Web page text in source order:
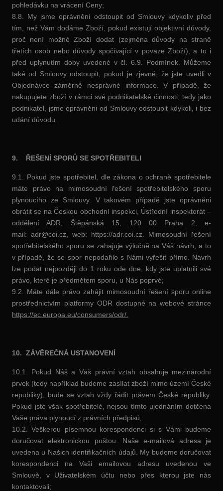
pohledávku na vrácení Ceny;
8.8. My jsme oprávněni odstoupit od Smlouvy kdykoliv před
tím, než Vám dodáme Zboží, pokud existují objektivní důvody,
proč není možné Zboží dodat (zejména důvody na straně
třetích osob nebo důvody spočívající v povaze Zboží), a to i
před uplynutím doby uvedené v čl. 6.9. Podmínek. Můžeme
také od Smlouvy odstoupit, pokud je zjevné, že jste uvedli v
Objednávce záměrně nesprávné informace. V případě, že
nakupujete zboží v rámci své podnikatelské činnosti, tedy jako
podnikatel, jsme oprávněni od Smlouvy odstoupit kdykoli, i bez
udání důvodu.
9. ŘEŠENÍ SPORŮ SE SPOTŘEBITELI
9.1. Pokud jste spotřebitel, dle zákona o ochraně spotřebitele
máte právo na mimosoudní řešení spotřebitelského sporu
plynoucího ze Smlouvy. V takovém případě jste oprávněni
obrátit se na Českou obchodní inspekci, Ústřední inspektorát –
oddělení ADR, Štěpánská 15, 120 00 Praha 2, e-
mail: adr@coi.cz, web: https://adr.coi.cz. Mimosoudní řešení
spotřebitelského sporu se zahajuje výlučně na Váš návrh, a to
v případě, že se spor nepodařilo s Námi vyřešit přímo. Návrh
lze podat nejpozději do 1 roku ode dne, kdy jste uplatnili své
právo, které je předmětem sporu, u Nás poprvé;
9.2. Máte dále právo zahájit mimosoudní řešení sporu online
prostřednictvím platformy ODR dostupné na webové stránce
https://ec.europa.eu/consumers/odr/.
10. ZÁVĚREČNÁ USTANOVENÍ
10.1. Pokud Náš a Váš právní vztah obsahuje mezinárodní
prvek (tedy například budeme zasílat zboží mimo území České
republiky), bude se vztah vždy řádit právem České republiky.
Pokud jste však spotřebitelé, nejsou tímto ujednáním dotčena
Vaše práva plynoucí z právních předpisů;
10.2. Veškerou písemnou korespondenci si s Vámi budeme
doručovat elektronickou poštou. Naše e-mailová adresa je
uvedena u Našich identifikačních údajů. My budeme doručovat
korespondenci na Vaši emailovou adresu uvedenou ve
Smlouvě, v Uživatelském účtu nebo přes kterou jste nás
kontaktovali;